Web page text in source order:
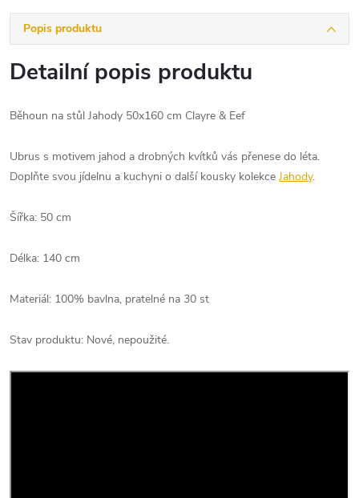
Popis produktu
Detailní popis produktu
Běhoun na stůl Jahody 50x160 cm Clayre & Eef
Ubrus s motivem jahod a drobných kvítků vás přenese do léta.
Doplňte svou jídelnu a kuchyni o další kousky kolekce Jahody.
Šířka: 50 cm
Délka: 140 cm
Materiál: 100% bavlna, pratelné na 30 st
Stav produktu: Nové, nepoužité.